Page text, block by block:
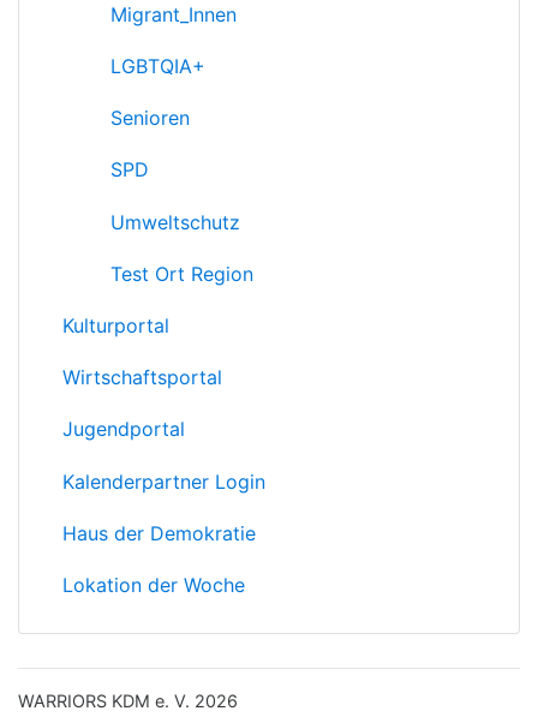
Migrant_Innen
LGBTQIA+
Senioren
SPD
Umweltschutz
Test Ort Region
Kulturportal
Wirtschaftsportal
Jugendportal
Kalenderpartner Login
Haus der Demokratie
Lokation der Woche
WARRIORS KDM e. V. 2026